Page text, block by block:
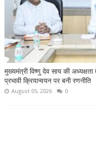
मुख्यमंत्री विष्णु देव साय की
प्रभावी क्रियान्वयन पर बनी रणनीति
August 05, 2026 0